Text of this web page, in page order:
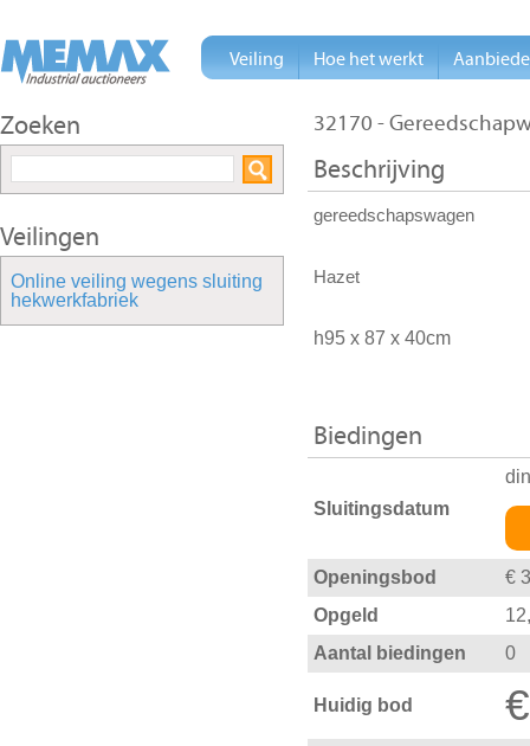
32170 -
Beschrijving
gereedschapswagen
Hazet
h95 x 87 x 40cm
Biedingen
Sluitingsdatum
Openingsbod
€
Opgeld
Aantal biedingen
0
Huidig bod
Zoeken
Veilingen
Online veiling wegens sluiting
hekwerkfabriek
Veiling Hoe het werkt